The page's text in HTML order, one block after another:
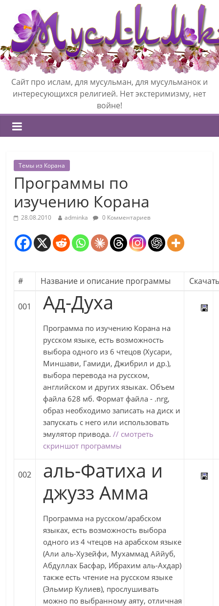
Сайт про ислам, для мусульман, для мусульманок и
интересующихся религией. Нет экстеримизму, нет
войне!
Темы из Корана
Программы по
изучению Корана
28.08.2010 adminka 0 Комментариев
# Название и описание программы
001 Ад-Духа
Программа по изучению Корана на
русском языке, есть возможность
выбора одного из 6 чтецов (Хусари,
Миншави, Гамиди, Джибрил и др.),
выбора перевода на русском,
английском и других языках. Объем
файла 628 мб. Формат файла - .nrg,
образ необходимо записать на диск и
запускать с него или использовать
эмулятор привода.// смотреть
скриншот программы
002
аль-Фатиха и
джузз Амма
Программа на русском/арабском
языках, есть возможность выбора
одного из 4 чтецов на арабском языке
(Али аль-Хузейфи, Мухаммад Аййуб,
Абдуллах Басфар, Ибрахим аль-Ахдар)
также есть чтение на русском языке
(Эльмир Кулиев), прослушивать
можно по выбранному аяту, отличная